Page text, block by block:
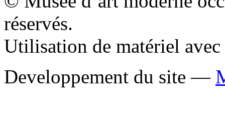
réservés.
Utilisation de matériel avec
Developpement du site —